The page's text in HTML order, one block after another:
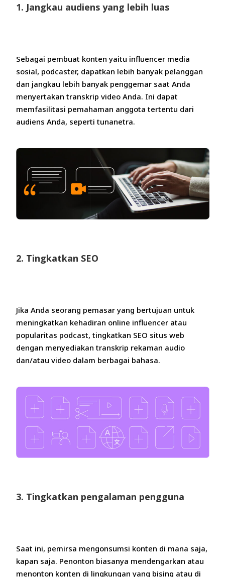
1. Jangkau audiens yang lebih luas
Sebagai pembuat konten yaitu influencer media
sosial, podcaster, dapatkan lebih banyak pelanggan
dan jangkau lebih banyak penggemar saat Anda
menyertakan transkrip video Anda. Ini dapat
memfasilitasi pemahaman anggota tertentu dari
audiens Anda, seperti tunanetra.
2. Tingkatkan SEO
Jika Anda seorang pemasar yang bertujuan untuk
meningkatkan kehadiran online influencer atau
popularitas podcast, tingkatkan SEO situs web
dengan menyediakan transkrip rekaman audio
dan/atau video dalam berbagai bahasa.
3. Tingkatkan pengalaman pengguna
Saat ini, pemirsa mengonsumsi konten di mana saja,
kapan saja. Penonton biasanya mendengarkan atau
menonton konten di lingkungan yang bising atau di